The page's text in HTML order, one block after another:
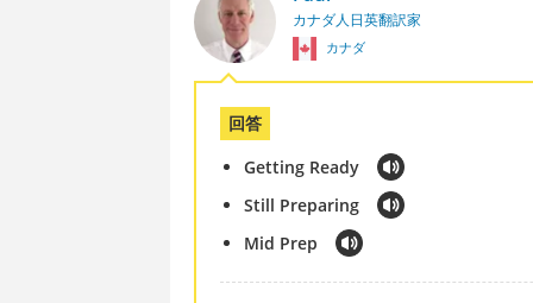
カナダ人日英翻訳家
カナダ
回答
Getting Ready
Still Preparing
Mid Prep